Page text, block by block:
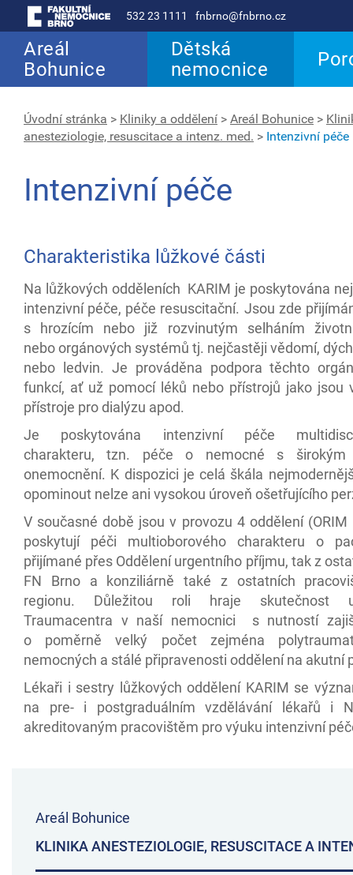
532 23 1111 fnbrno@fnbrno.cz
Areál
Bohunice
Dětská
nemocnice
Úvodní stránka > Kliniky a oddělení > Areál Bohunice >
anesteziologie, resuscitace a intenz. med. > Intenzivní péče
Intenzivní péče
Charakteristika lůžkové části
Na lůžkových odděleních KARIM je poskytována
intenzivní péče, péče resuscitační. Jsou zde
s hrozícím nebo již rozvinutým selháním
nebo orgánových systémů tj. nejčastěji vědomí,
nebo ledvin. Je prováděna podpora těchto
funkcí, ať už pomocí léků nebo přístrojů jako jsou
přístroje pro dialýzu apod.
Je poskytována intenzivní péče
charakteru, tzn. péče o nemocné s širokým
onemocnění. K dispozici je celá škála
opominout nelze ani vysokou úroveň ošetřujícího
V současné době jsou v provozu 4 oddělení (ORIM
poskytují péči multioborového charakteru o
přijímané přes Oddělení urgentního příjmu, tak z
FN Brno a konziliárně také z ostatních
regionu. Důležitou roli hraje skutečnost
Traumacentra v naší nemocnici s nutností
o poměrně velký počet zejména
nemocných a stálé připravenosti oddělení na akutní
Lékaři i sestry lůžkových oddělení KARIM se
na pre- i postgraduálním vzdělávání lékařů i
akreditovaným pracovištěm pro výuku intenzivní
Areál Bohunice
KLINIKA ANESTEZIOLOGIE, RESUSCITACE A